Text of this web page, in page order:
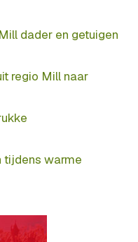
dader en getuigen
regio Mill naar
tijdens warme